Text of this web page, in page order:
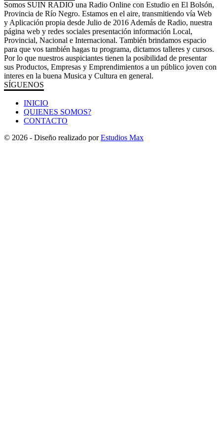
Somos SUIN RADIO una Radio Online con Estudio en El Bolsón,
Provincia de Río Negro. Estamos en el aire, transmitiendo vía Web
y Aplicación propia desde Julio de 2016 Además de Radio, nuestra
página web y redes sociales presentación información Local,
Provincial, Nacional e Internacional. También brindamos espacio
para que vos también hagas tu programa, dictamos talleres y cursos.
Por lo que nuestros auspiciantes tienen la posibilidad de presentar
sus Productos, Empresas y Emprendimientos a un público joven con
interes en la buena Musica y Cultura en general.
SÍGUENOS
INICIO
QUIENES SOMOS?
CONTACTO
© 2026 - Diseño realizado porEstudios Max